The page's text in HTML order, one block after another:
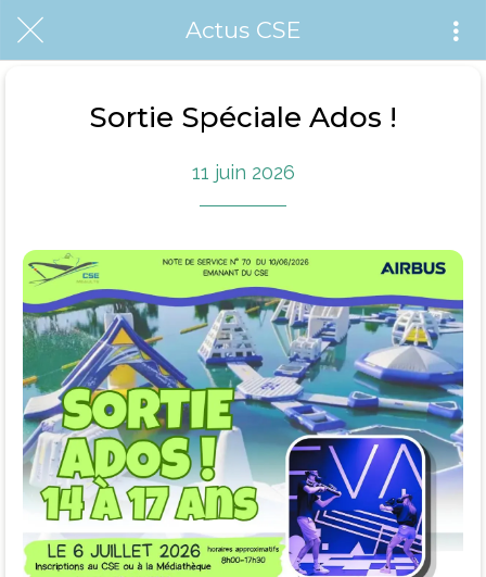
Actus CSE
Sortie Spéciale Ados !
11 juin 2026